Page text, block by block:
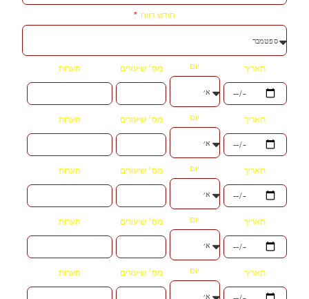
חודש דווח
תאריך יום מס׳ שיעורים הערות
תאריך יום מס׳ שיעורים הערות
תאריך יום מס׳ שיעורים הערות
תאריך יום מס׳ שיעורים הערות
תאריך יום מס׳ שיעורים הערות